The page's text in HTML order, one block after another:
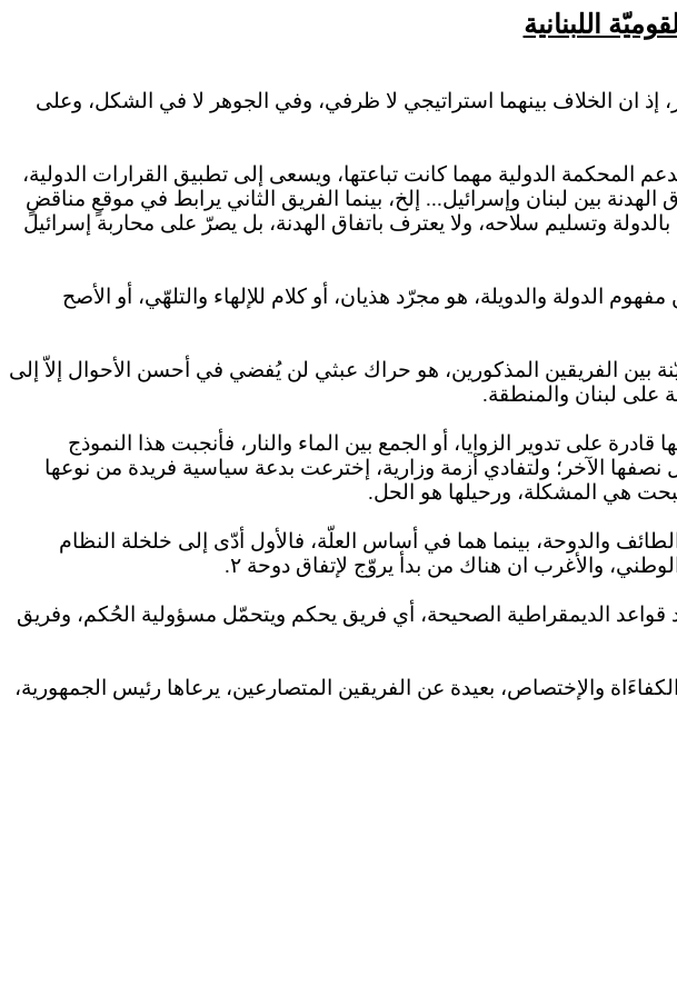
اللبنانية
ان الخلاف بينهما استراتيجي لا ظرفي، وفي الجوهر لا في الشكل، وعلى
المحكمة الدولية مهما كانت تباعتها، ويسعى إلى تطبيق القرارات الدولية،
الهدنة بين لبنان وإسرائيل... إلخ، بينما الفريق الثاني يرابط في موقعٍ مناقضٍ
بالدولة وتسليم سلاحه، ولا يعترف باتفاق الهدنة، بل يصرّ على محاربة إسرائيل
الدولة والدويلة، هو مجرّد هذيان، أو كلام للإلهاء والتلهّي، أو الأصح
بين الفريقين المذكورين، هو حراك عبثي لن يُفضي في أحسن الأحوال إلاّ إلى
على لبنان والمنطقة.
قادرة على تدوير الزوايا، أو الجمع بين الماء والنار، فأنجبت هذا النموذج
الآخر؛ ولتفادي أزمة وزارية،
إخترعت بدعة سياسية فريدة من نوعها
هي المشكلة، ورحيلها هو الحل.
الطائف والدوحة، بينما هما في أساس العلّة، فالأول أدّى إلى خلخلة النظام
والأغرب ان هناك من بدأ يروّج لإتفاق دوحة ٢.
قواعد الديمقراطية الصحيحة، أي فريق يحكم ويتحمّل مسؤولية الحُكم، وفريق
الكفاءَاة والإختصاص، بعيدة عن الفريقين المتصارعين، يرعاها رئيس الجمهورية،